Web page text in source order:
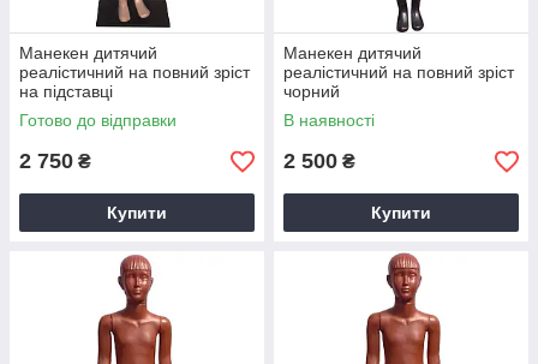
Манекен дитячий
реалістичний на повний зріст
на підставці
Готово до відправки
2 750 ₴
Купити
Манекен дитячий
реалістичний на повний зріст
чорний
В наявності
2 500 ₴
Купити